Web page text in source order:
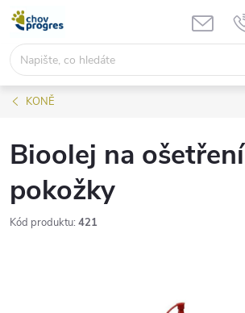
Přejít
obsah
KONĚ
Bioolej na ošetření
pokožky
Kód produktu: 421